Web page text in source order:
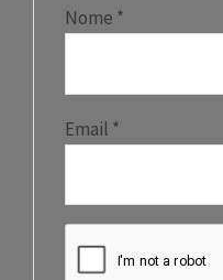
Nome *
Email *